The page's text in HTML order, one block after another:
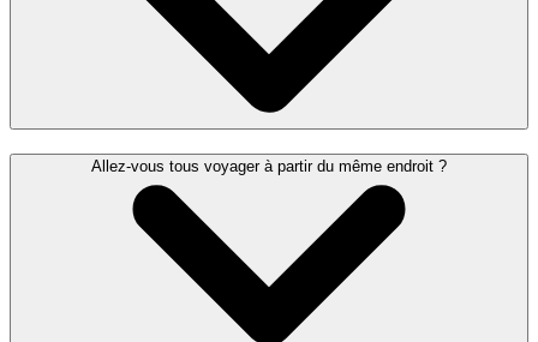
Allez-vous tous voyager à partir du même endroit ?